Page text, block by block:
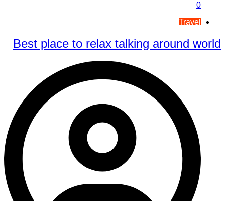
0
Travel
Best place to relax talking around world